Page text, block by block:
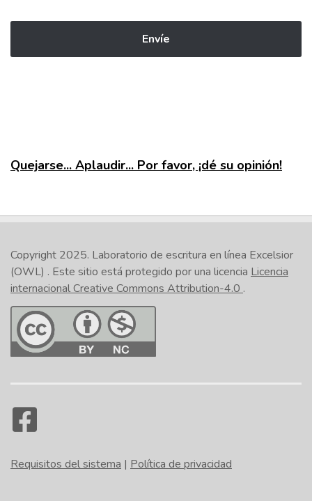
Quejarse... Aplaudir... Por favor, ¡dé su opinión!
Copyright 2025. Laboratorio de escritura en línea Excelsior
(OWL) . Este sitio está protegido por una licencia Licencia
internacional Creative Commons Attribution-4.0 .
Requisitos del sistema | Política de privacidad